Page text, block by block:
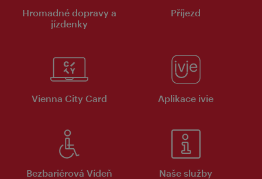
Hromadné dopravy a
jízdenky
Příjezd
Vienna City Card Aplikace ivie
Bezbariérová Vídeň Naše služby